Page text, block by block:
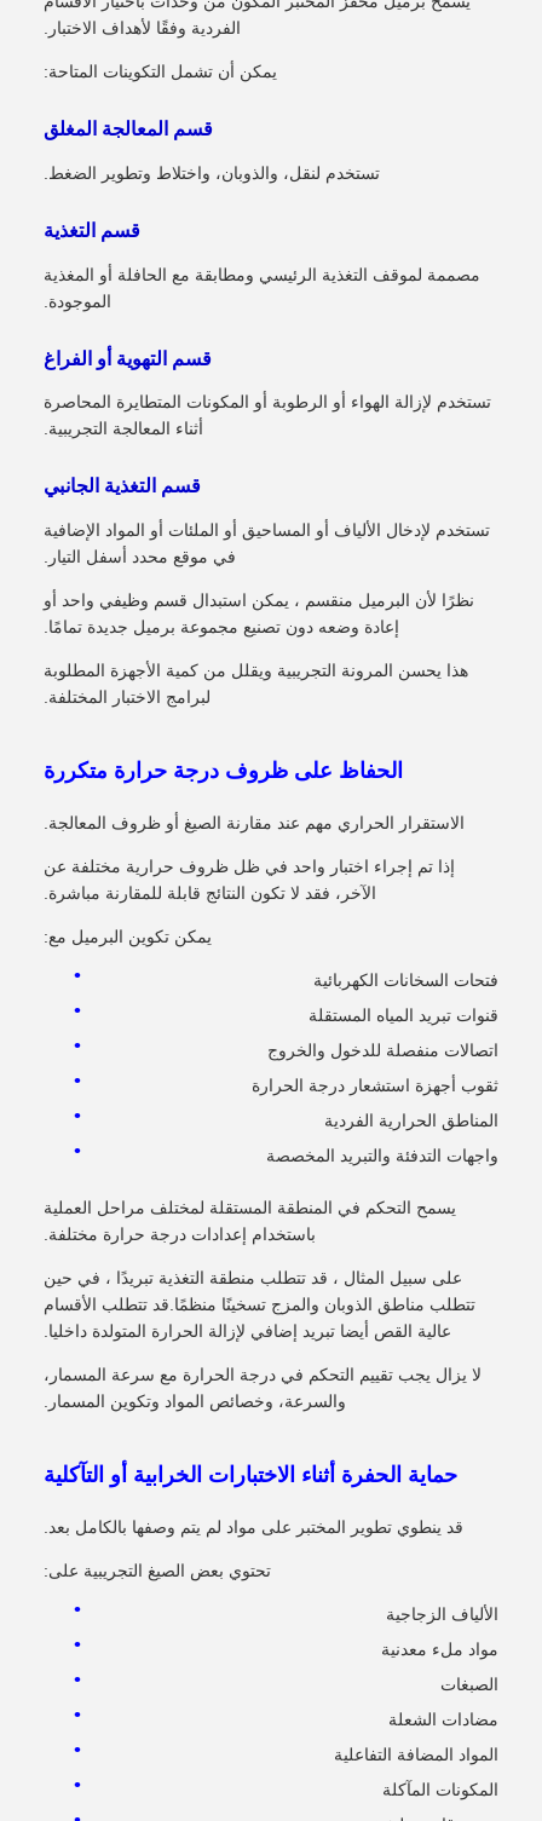
الفردية وفقًا لأهداف الاختبار.
يمكن أن تشمل التكوينات المتاحة:
قسم المعالجة المغلق
تستخدم لنقل، والذوبان، واختلاط وتطوير الضغط.
قسم التغذية
مصممة لموقف التغذية الرئيسي ومطابقة مع الحافلة أو المغذية
الموجودة.
قسم التهوية أو الفراغ
تستخدم لإزالة الهواء أو الرطوبة أو المكونات المتطايرة المحاصرة
أثناء المعالجة التجريبية.
قسم التغذية الجانبي
تستخدم لإدخال الألياف أو المساحيق أو الملئات أو المواد الإضافية
في موقع محدد أسفل التيار.
نظرًا لأن البرميل منقسم ، يمكن استبدال قسم وظيفي واحد أو
إعادة وضعه دون تصنيع مجموعة برميل جديدة تمامًا.
هذا يحسن المرونة التجريبية ويقلل من كمية الأجهزة المطلوبة
لبرامج الاختبار المختلفة.
الحفاظ على ظروف درجة حرارة متكررة
الاستقرار الحراري مهم عند مقارنة الصيغ أو ظروف المعالجة.
إذا تم إجراء اختبار واحد في ظل ظروف حرارية مختلفة عن
الآخر، فقد لا تكون النتائج قابلة للمقارنة مباشرة.
يمكن تكوين البرميل مع:
فتحات السخانات الكهربائية
قنوات تبريد المياه المستقلة
اتصالات منفصلة للدخول والخروج
ثقوب أجهزة استشعار درجة الحرارة
المناطق الحرارية الفردية
واجهات التدفئة والتبريد المخصصة
يسمح التحكم في المنطقة المستقلة لمختلف مراحل العملية
باستخدام إعدادات درجة حرارة مختلفة.
على سبيل المثال ، قد تتطلب منطقة التغذية تبريدًا ، في حين
تتطلب مناطق الذوبان والمزج تسخينًا منظمًا.قد تتطلب الأقسام
عالية القص أيضا تبريد إضافي لإزالة الحرارة المتولدة داخليا.
لا يزال يجب تقييم التحكم في درجة الحرارة مع سرعة المسمار،
والسرعة، وخصائص المواد وتكوين المسمار.
حماية الحفرة أثناء الاختبارات الخرابية أو التآكلية
قد ينطوي تطوير المختبر على مواد لم يتم وصفها بالكامل بعد.
تحتوي بعض الصيغ التجريبية على:
الألياف الزجاجية
مواد ملء معدنية
الصبغات
مضادات الشعلة
المواد المضافة التفاعلية
المكونات المآكلة